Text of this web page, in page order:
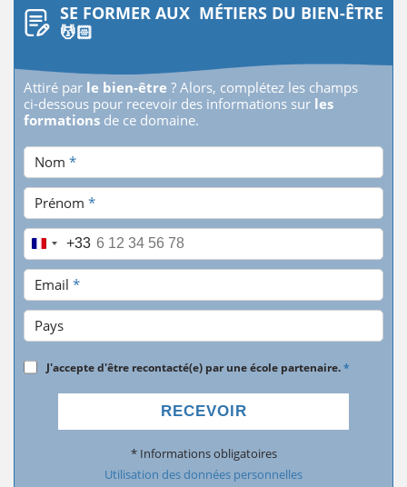
SE FORMER AUX MÉTIERS DU BIEN-ÊTRE
💆🏻
Attiré par le bien-être ? Alors, complétez les champs
ci-dessous pour recevoir des informations sur les
formations de ce domaine.
Nom *
Prénom *
Téléphone *
+33
Email *
Pays
J'accepte d'être recontacté(e) par une école partenaire.*
RECEVOIR
* Informations obligatoires
Utilisation des données personnelles